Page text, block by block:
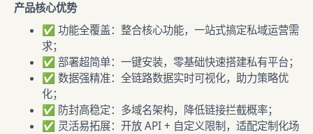
产品核心优势
✅ 功能全覆盖：整合核心功能，一站式搞定私域运营需
求；
✅ 部署超简单：一键安装，零基础快速搭建私有平台；
✅ 数据强精准：全链路数据实时可视化，助力策略优
化；
✅ 防封高稳定：多域名架构，降低链接拦截概率；
✅ 灵活易拓展：开放 API + 自定义限制，适配定制化场